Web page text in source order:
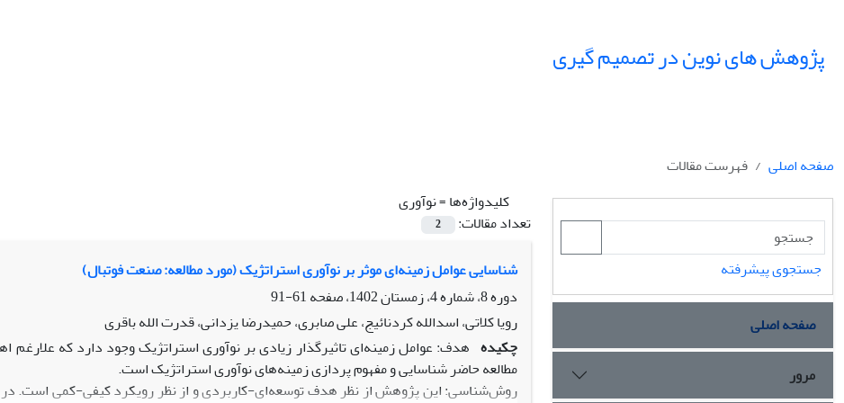
پژوهش های نوین در تصمیم گیری
صفحه اصلی
فهرست مقالات
کلیدواژه‌ها =نوآوری
تعداد مقالات:
2
شناسایی عوامل زمینه‌ای موثر بر نوآوری استراتژیک (مورد مطالعه: صنعت فوتبال)
دوره 8، شماره 4، زمستان 1402، صفحه
61-91
رویا کلاتی، اسدالله کردنائیج، علی صابری، حمیدرضا یزدانی، قدرت الله باقری
چکیده هدف: عوامل زمینه‌ای تاثیرگذار زیادی بر نوآوری استراتژیک وجود دارد که
مطالعه حاضر شناسایی و مفهوم پردازی زمینه‌های نوآوری استراتژیک است.
روش‌شناسی: این پژوهش از نظر هدف توسعه‌ای-کاربردی و از نظر رویکرد کیفی-کمی است.
جستجوی پیشرفته
صفحه اصلی
مرور